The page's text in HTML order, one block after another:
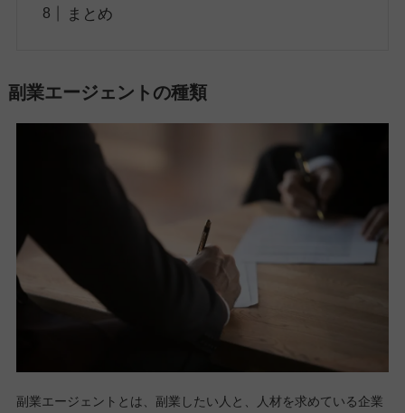
まとめ
副業エージェントの種類
副業エージェントとは、副業したい人と、人材を求めている企業